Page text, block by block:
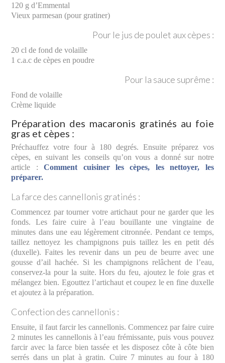
120 g d’Emmental
Vieux parmesan (pour gratiner)
Pour le jus de poulet aux cèpes :
20 cl de fond de volaille
1 c.a.c de cèpes en poudre
Pour la sauce suprême :
Fond de volaille
Crème liquide
Préparation des macaronis gratinés au foie
gras et cèpes :
Préchauffez votre four à 180 degrés. Ensuite préparez vos
cèpes, en suivant les conseils qu’on vous a donné sur notre
article :Comment cuisiner les cèpes, les nettoyer, les
préparer.
La farce des cannellonis gratinés :
Commencez par tourner votre artichaut pour ne garder que les
fonds. Les faire cuire à l’eau bouillante une vingtaine de
minutes dans une eau légèrement citronnée. Pendant ce temps,
taillez nettoyez les champignons puis taillez les en petit dés
(duxelle). Faites les revenir dans un peu de beurre avec une
gousse d’ail hachée. Si les champignons relâchent de l’eau,
conservez-la pour la suite. Hors du feu, ajoutez le foie gras et
mélangez bien. Egouttez l’artichaut et coupez le en fine duxelle
et ajoutez à la préparation.
Confection des cannellonis :
Ensuite, il faut farcir les cannellonis. Commencez par faire cuire
2 minutes les cannellonis à l’eau frémissante, puis vous pouvez
farcir avec la farce bien tassée et les disposez côte à côte bien
serrés dans un plat à gratin. Cuire 7 minutes au four à 180